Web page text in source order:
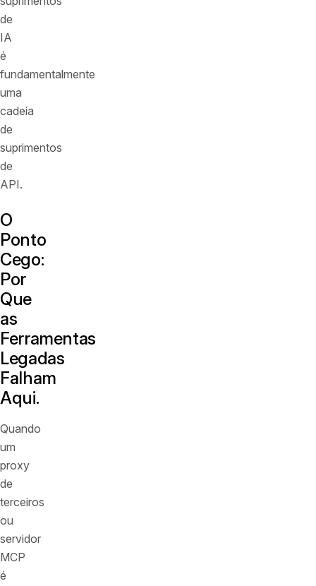
de
IA
é
fundamentalmente
uma
cadeia
de
suprimentos
de
API.
O
Ponto
Cego:
Por
Que
as
Ferramentas
Legadas
Falham
Aqui.
Quando
um
proxy
de
terceiros
ou
servidor
MCP
é